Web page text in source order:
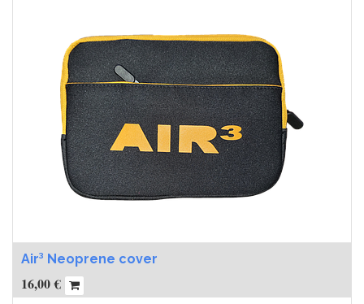
Air³ Neoprene cover
16,00€